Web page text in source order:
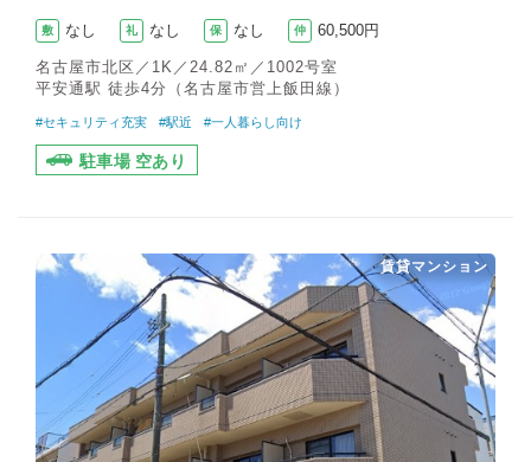
敷 なし 礼 なし 保 なし 仲 60,500円
名古屋市北区／1K／24.82㎡／1002号室
平安通駅 徒歩4分（名古屋市営上飯田線）
#セキュリティ充実 #駅近 #一人暮らし向け
駐車場 空あり
賃貸マンション